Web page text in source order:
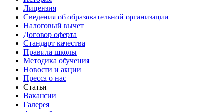
Лицензия
Сведения об образовательной организации
Налоговый вычет
Договор оферта
Стандарт качества
Правила школы
Методика обучения
Новости и акции
Пресса о нас
Статьи
Вакансии
Галерея